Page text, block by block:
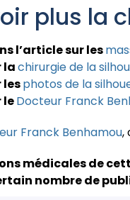
plus la
l’article sur les
lachirurgie de la
lesphotos de la
leDocteur Franck
Franck Benhamou,
médicales de
nombre de